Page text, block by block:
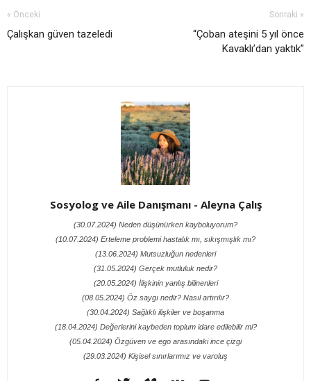
« Önceki
Çalışkan güven tazeledi
Sonraki »
“Çoban ateşini 5 yıl önce
Kavaklı’dan yaktık”
Sosyolog ve Aile Danışmanı - Aleyna Çalış
(30.07.2024) Neden düşünürken kayboluyorum?
(10.07.2024) Erteleme problemi hastalık mı, sıkışmışlık mı?
(13.06.2024) Mutsuzluğun nedenleri
(31.05.2024) Gerçek mutluluk nedir?
(20.05.2024) İlişkinin yanlış bilinenleri
(08.05.2024) Öz saygı nedir? Nasıl artırılır?
(30.04.2024) Sağlıklı ilişkiler ve boşanma
(18.04.2024) Değerlerini kaybeden toplum idare edilebilir mi?
(05.04.2024) Özgüven ve ego arasındaki ince çizgi
(29.03.2024) Kişisel sınırlarımız ve varoluş